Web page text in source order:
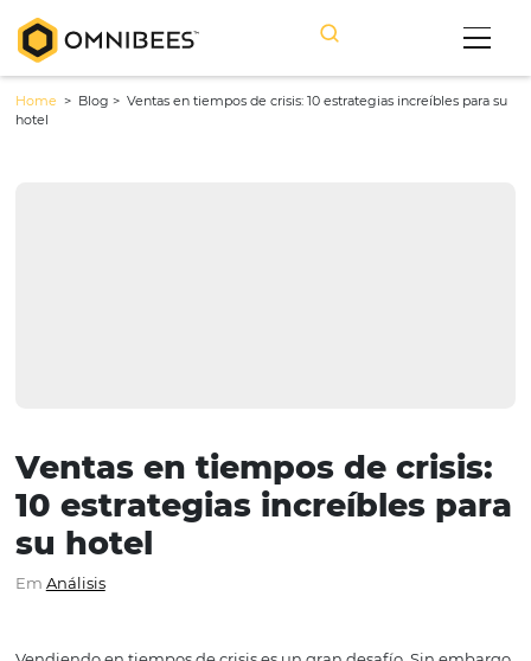
Home
Ventas en tiempos de
10 estrategias increíbles